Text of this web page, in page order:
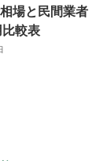
場と民間業者
較表